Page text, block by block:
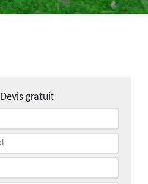
Devis gratuit